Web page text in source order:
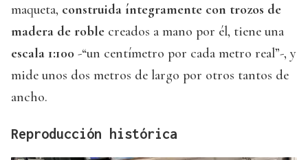
maqueta, construida íntegramente con trozos de
madera de roble creados a mano por él, tiene una
escala 1:100 -“un centímetro por cada metro real”-, y
mide unos dos metros de largo por otros tantos de
ancho.
Reproducción histórica